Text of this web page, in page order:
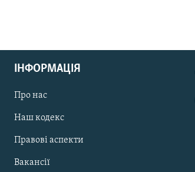
ІНФОРМАЦІЯ
Про нас
Наш кодекс
Правові аспекти
Вакансії